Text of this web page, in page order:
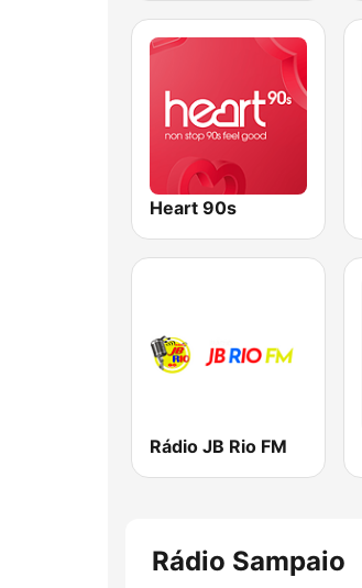
Heart 90s
Rádio JB Rio FM
Rádio Sampaio